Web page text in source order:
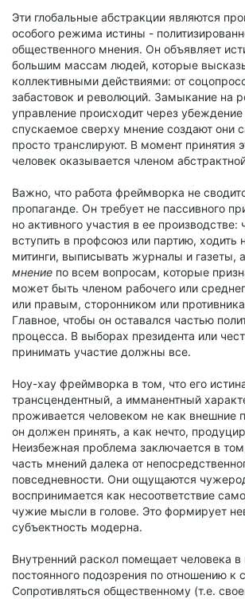
Эти глобальные абстракции являются
особого режима истины -
общественного мнения. Он объявляет
большим массам людей, которые
коллективными действиями: от
забастовок и революций. Замыкание на
управление происходит через
спускаемое сверху мнение создают они
просто транслируют. В момент принятия
человек оказывается членом
Важно, что работа фреймворка не
пропаганде. Он требует не пассивного
но активного участия в ее
вступить в профсоюз или партию, ходить
митинги, выписывать журналы и газеты,
мнение по всем вопросам, которые
может быть членом рабочего или
или правым, сторонником или
Главное, чтобы он оставался частью
процесса. В выборах президента или
принимать участие должны все.
Ноу-хау фреймворка в том, что его
трансцендентный, а имманентный
проживается человеком не как внешние
он должен принять, а как нечто,
Неизбежная проблема заключается в
часть мнений далека от
повседневности. Они ощущаются
воспринимается как несоответствие
чужие мысли в голове. Это формирует
субъектность модерна.
Внутренний раскол помещает человека в
постоянного подозрения по отношению к
Сопротивляться общественному (т.е.